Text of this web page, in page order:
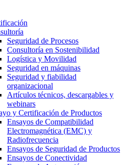
Seguridad de Procesos
Consultoría en Sostenibilidad
Logística y Movilidad
Seguridad en máquinas
Seguridad y fiabilidad
organizacional
Artículos técnicos, descargables y
webinars
y Certificación de Productos
Ensayos de Compatibilidad
Electromagnética (EMC) y
Radiofrecuencia
Ensayos de Seguridad de Productos
Ensayos de Conectividad